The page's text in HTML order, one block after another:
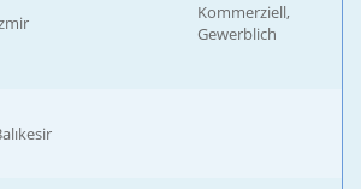
Kommerziell,
Gewerblich